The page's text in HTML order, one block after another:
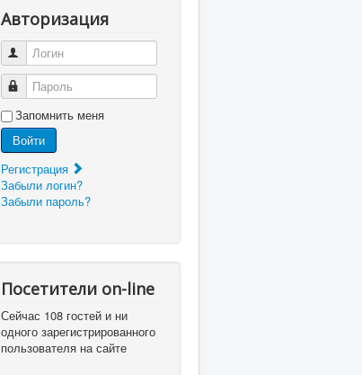
Авторизация
Логин
Пароль
Запомнить меня
Войти
Регистрация
Забыли логин?
Забыли пароль?
Посетители on-line
Сейчас 108 гостей и ни
одного зарегистрированного
пользователя на сайте